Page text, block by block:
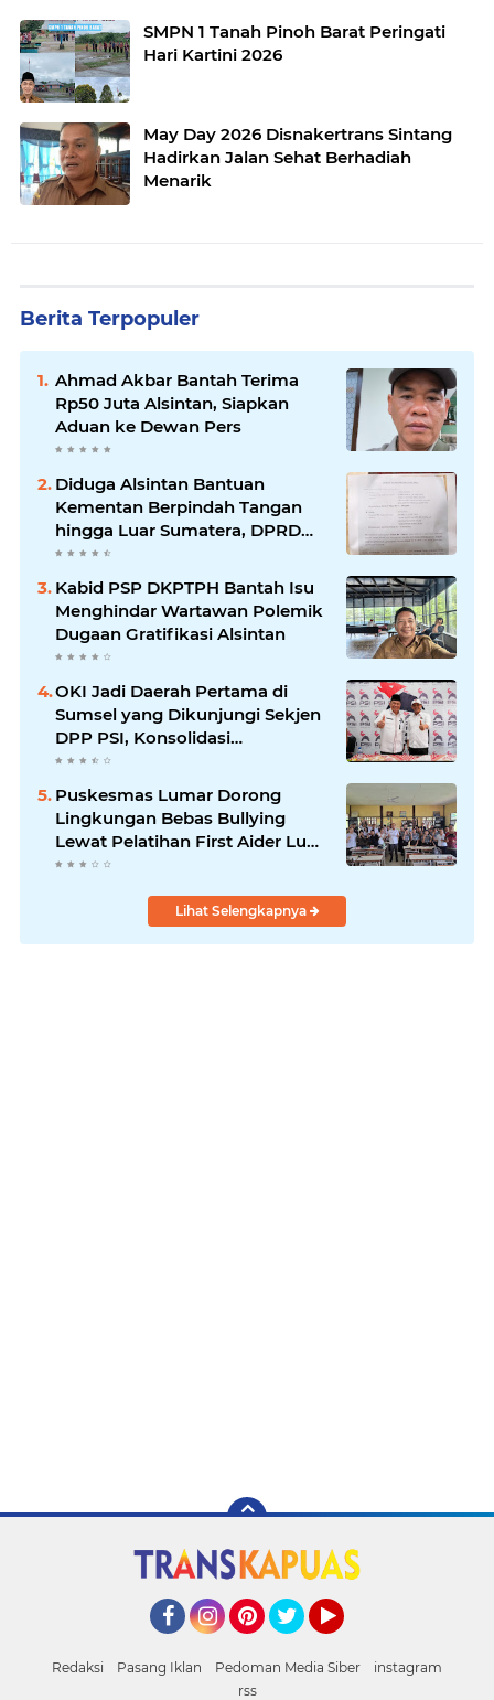
SMPN 1 Tanah Pinoh Barat Peringati
Hari Kartini 2026
May Day 2026 Disnakertrans Sintang
Hadirkan Jalan Sehat Berhadiah
Menarik
Berita Terpopuler
Ahmad Akbar Bantah Terima
Rp50 Juta Alsintan, Siapkan
Aduan ke Dewan Pers
Diduga Alsintan Bantuan
Kementan Berpindah Tangan
hingga Luar Sumatera, DPRD
Sumsel Minta Aparat Usut
Tuntas
Kabid PSP DKPTPH Bantah Isu
Menghindar Wartawan Polemik
Dugaan Gratifikasi Alsintan
OKI Jadi Daerah Pertama di
Sumsel yang Dikunjungi Sekjen
DPP PSI, Konsolidasi
Pembentukan DPRT Dimulai
Puskesmas Lumar Dorong
Lingkungan Bebas Bullying
Lewat Pelatihan First Aider Luka
Psikologis di SMAN 01
Lihat Selengkapnya
Redaksi Pasang Iklan Pedoman Media Siber
instagram
rss